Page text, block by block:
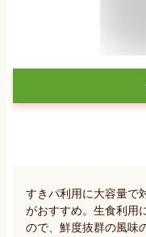
すきパ利用に大容量で
がおすすめ。生食利用
ので、鮮度抜群の風味